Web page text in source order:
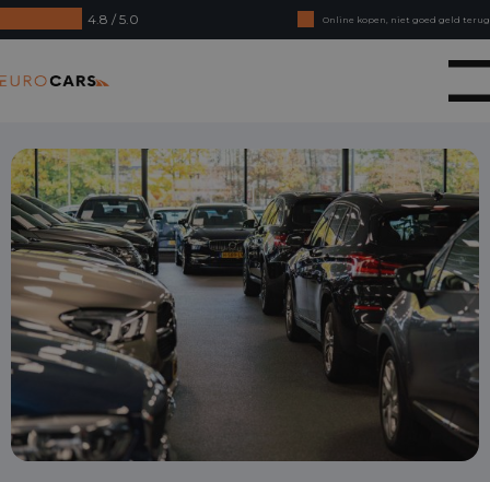
4.8 / 5.0
Online kopen, niet goed geld terug
Financial lease - Soepele acceptatie